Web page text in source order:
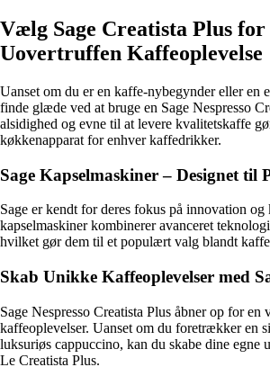
Vælg Sage Creatista Plus for
Uovertruffen Kaffeoplevelse
Uanset om du er en kaffe-nybegynder eller en
finde glæde ved at bruge en Sage Nespresso
alsidighed og evne til at levere kvalitetskaffe
køkkenapparat for enhver kaffedrikker.
Sage Kapselmaskiner – Designet til
Sage er kendt for deres fokus på innovation og
kapselmaskiner kombinerer avanceret
hvilket gør dem til et populært valg blandt
Skab Unikke Kaffeoplevelser med
Sage Nespresso Creatista Plus åbner op for en
kaffeoplevelser. Uanset om du foretrækker en
luksuriøs cappuccino, kan du skabe dine egne
Le Creatista Plus.